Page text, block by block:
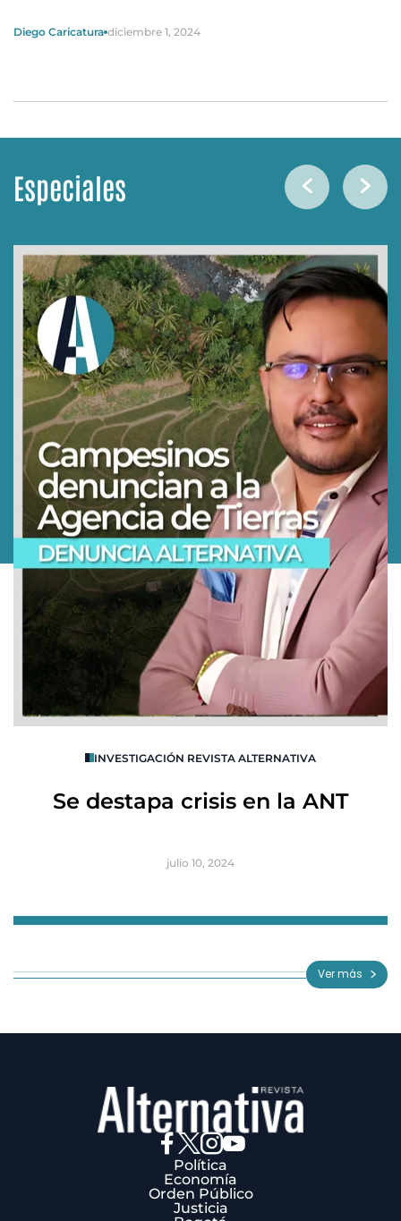
Diego Caricatura diciembre 1, 2024
Especiales
INVESTIGACIÓN REVISTA ALTERNATIVA
Se destapa crisis en la ANT
julio 10, 2024
3
Ver más
Política
Economía
Orden Público
Justicia